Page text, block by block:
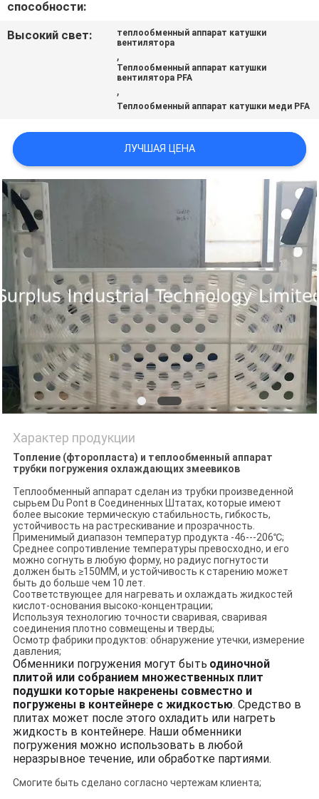
КАРТА
POLICY
способности:
Высокий свет:
теплообменный аппарат катушки
вентилятора
,
Теплообменный аппарат катушки
вентилятора PFA
,
Теплообменный аппарат катушки меди PFA
ЛУЧШАЯ ЦЕНА
Характер продукции
Топление (фторопласта) и теплообменный аппарат
трубки погружения охлаждающих змеевиков
Теплообменный аппарат сделан из трубки произведенной
сырьем Du Pont в Соединенных Штатах, которые имеют
более высокие термическую стабильность, гибкость,
устойчивость на растрескивание и прозрачность.
Применимый диапазон температур продукта -46---206℃;
Среднее сопротивление температуры превосходно, и его
можно согнуть в любую форму, но радиус погнутости
должен быть ≥150MM, и устойчивость к старению может
быть до больше чем 10 лет.
Соответствующее для нагревать и охлаждать жидкостей
кислот-основания высоко-концентрации;
Используя технологию точности сваривая, сваривая
соединения плотно совмещены и тверды;
Осмотр фабрики продуктов: обнаружение утечки, измерение
давления;
Обменники погружения могут быть одиночной
плитой или собранием множественных плит
подушки которые накренены совместно и
погружены в контейнере с жидкостью. Средство в
плитах может после этого охладить или нагреть
жидкость в контейнере. Наши обменники
погружения можно использовать в любой
неразрывное течение, или обработке партиями.
Смогите быть сделано согласно чертежам клиента;